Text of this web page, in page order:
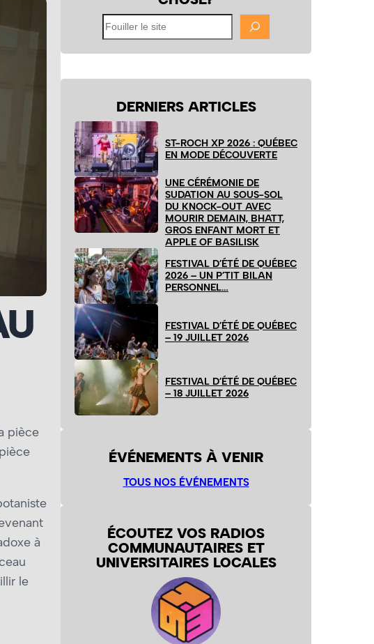
pièce
à
le
Fouiller
le
site
DERNIERS ARTICLES
ST-ROCH XP 2026 : QUÉBEC
EN MODE DÉCOUVERTE
UNE CÉRÉMONIE DE
SUDATION AU SOUS-SOL
DU KNOCK-OUT AVEC
MOURIR DEMAIN, BHATT,
GROS ENFANT MORT ET
APPLE OF BASILISK
FESTIVAL D’ÉTÉ DE QUÉBEC
2026 – UN P’TIT BILAN
PERSONNEL…
FESTIVAL D’ÉTÉ DE QUÉBEC
– 19 JUILLET 2026
FESTIVAL D’ÉTÉ DE QUÉBEC
– 18 JUILLET 2026
ÉVÉNEMENTS À VENIR
TOUS NOS ÉVÉNEMENTS
ÉCOUTEZ VOS RADIOS
COMMUNAUTAIRES ET
UNIVERSITAIRES LOCALES